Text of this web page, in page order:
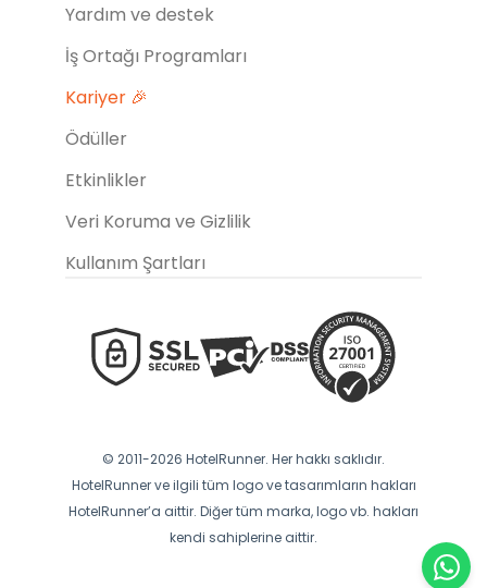
Yardım ve destek
İş Ortağı Programları
Kariyer 🎉
Ödüller
Etkinlikler
Veri Koruma ve Gizlilik
Kullanım Şartları
© 2011-2026 HotelRunner. Her hakkı saklıdır.
HotelRunner ve ilgili tüm logo ve tasarımların hakları
HotelRunner’a aittir. Diğer tüm marka, logo vb. hakları
kendi sahiplerine aittir.